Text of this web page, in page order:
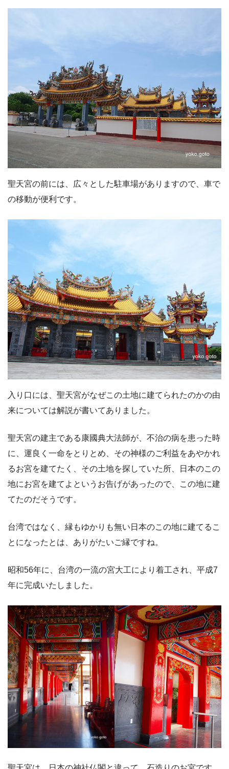
聖天宮の前には、広々とした駐車場がありますので、車で
の移動が便利です。
入り口には、聖天宮がなぜこの土地に建てられたのかの由
来については解説が書いてありました。
聖天宮の建主である康國典大法師が、不治の病を患った時
に、運良く一命をとりとめ、その神様のご利益をあやかれ
るお宮を建てたく、その土地を探していた所、日本のこの
地にお宮を建てよというお告げがあったので、この地に建
てたのだそうです。
台湾ではなく、縁もゆかりも無い日本のこの地に建てるこ
とになったとは、ありがたいご縁ですね。
昭和56年に、台湾の一流の宮大工により着工され、平成7
年に完成いたしました。